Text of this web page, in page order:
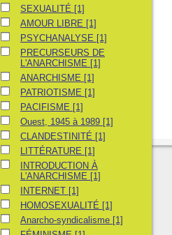
SEXUALITÉ
SEXUALITÉ [1]
AMOUR LIBRE
AMOUR LIBRE [1]
PSYCHANALYSE
PSYCHANALYSE [1]
PRECURSEURS DE L'ANARCHISME
PRECURSEURS DE
L'ANARCHISME [1]
ANARCHISME
ANARCHISME [1]
PATRIOTISME
PATRIOTISME [1]
PACIFISME
PACIFISME [1]
Ouest, 1945 à 1989
Ouest, 1945 à 1989 [1]
CLANDESTINITÉ
CLANDESTINITÉ [1]
LITTÉRATURE
LITTÉRATURE [1]
INTRODUCTION À L'ANARCHISME
INTRODUCTION À
L'ANARCHISME [1]
INTERNETINTERNET [1]
HOMOSEXUALITÉ
HOMOSEXUALITÉ [1]
Anarcho-syndicalisme
Anarcho-syndicalisme [1]